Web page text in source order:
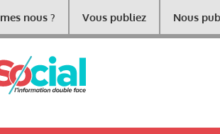
nous ? Vous publiez Nous